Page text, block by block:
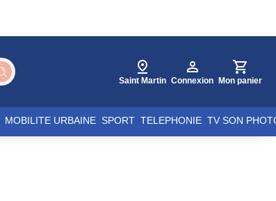
Saint Martin Connexion Mon panier
MOBILITE URBAINE SPORT TELEPHONIE TV SON